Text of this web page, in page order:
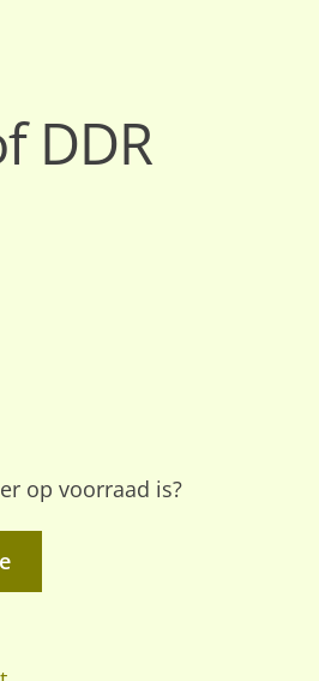
DDR
op voorraad is?